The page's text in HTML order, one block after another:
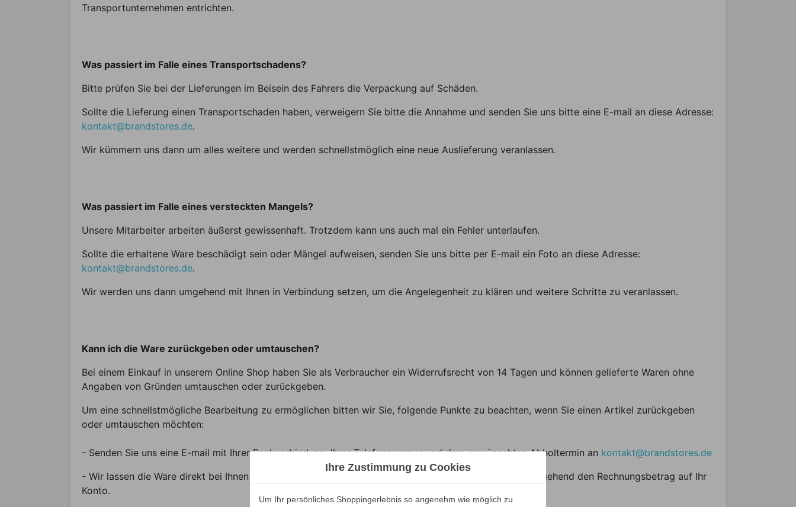
Transportunternehmen entrichten.
Was passiert im Falle eines Transportschadens?
Bitte prüfen Sie bei der Lieferungen im Beisein des Fahrers die Verpackung auf Schäden.
Sollte die Lieferung einen Transportschaden haben, verweigern Sie bitte die Annahme und senden Sie uns bitte eine E-mail an diese Adresse:
kontakt@brandstores.de.
Wir kümmern uns dann um alles weitere und werden schnellstmöglich eine neue Auslieferung veranlassen.
Was passiert im Falle eines versteckten Mangels?
Unsere Mitarbeiter arbeiten äußerst gewissenhaft. Trotzdem kann uns auch mal ein Fehler unterlaufen.
Sollte die erhaltene Ware beschädigt sein oder Mängel aufweisen, senden Sie uns bitte per E-mail ein Foto an diese Adresse:
kontakt@brandstores.de.
Wir werden uns dann umgehend mit Ihnen in Verbindung setzen, um die Angelegenheit zu klären und weitere Schritte zu veranlassen.
Kann ich die Ware zurückgeben oder umtauschen?
Bei einem Einkauf in unserem Online Shop haben Sie als Verbraucher ein Widerrufsrecht von 14 Tagen und können gelieferte Waren ohne
Angaben von Gründen umtauschen oder zurückgeben.
Um eine schnellstmögliche Bearbeitung zu ermöglichen bitten wir Sie, folgende Punkte zu beachten, wenn Sie einen Artikel zurückgeben
oder umtauschen möchten:
- Senden Sie uns eine E-mail mit Ihrer Bankverbindung, Ihrer Telefonnummer und dem gewünschten Abholtermin an kontakt@brandstores.de
- Wir lassen die Ware direkt bei Ihnen durch UPS oder per Spedition abholen und überweisen Ihnen umgehend den Rechnungsbetrag auf Ihr
Konto.
Ihre Zustimmung zu Cookies
Um Ihr persönliches Shoppingerlebnis so angenehm wie möglich zu